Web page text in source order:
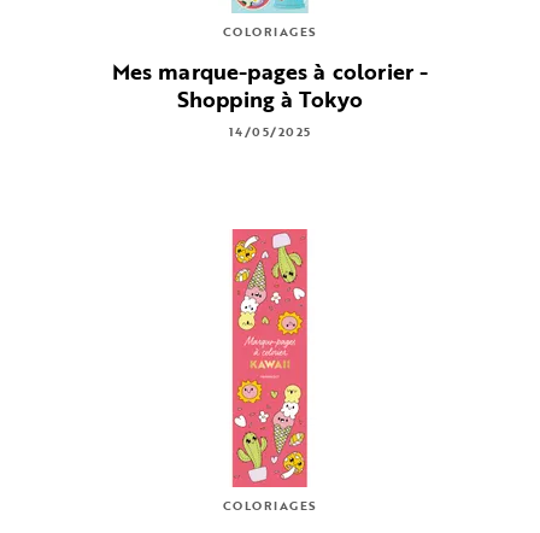
COLORIAGES
Mes marque-pages à colorier -
Shopping à Tokyo
14/05/2025
COLORIAGES